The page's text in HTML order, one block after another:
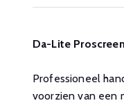
Da-Lite
Professioneel
voorzien van een